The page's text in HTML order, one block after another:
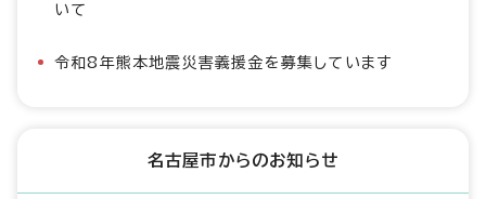
いて
令和8年熊本地震災害義援金を募集しています
名古屋市からのお知らせ